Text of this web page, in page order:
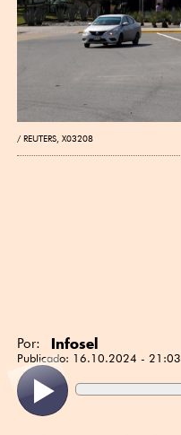
REUTERS, X03208
Por: Infosel
Publicado: 16.10.2024 - 21:03